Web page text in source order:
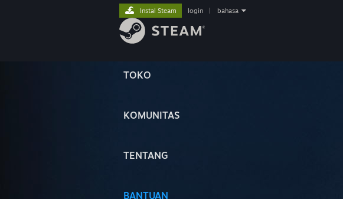
TOKO
KOMUNITAS
TENTANG
BANTUAN
Instal Steam login bahasa